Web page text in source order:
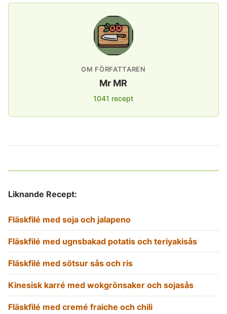
OM FÖRFATTAREN
Mr MR
1041 recept
Liknande Recept:
Fläskfilé med soja och jalapeno
Fläskfilé med ugnsbakad potatis och teriyakisås
Fläskfilé med sötsur sås och ris
Kinesisk karré med wokgrönsaker och sojasås
Fläskfilé med cremé fraiche och chili